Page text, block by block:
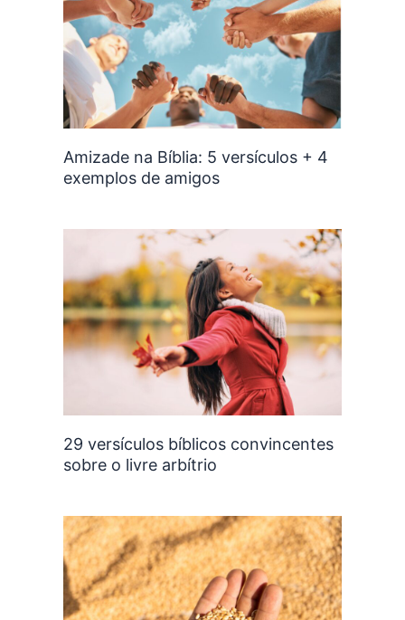
Amizade na Bíblia: 5 versículos + 4
exemplos de amigos
29 versículos bíblicos convincentes
sobre o livre arbítrio